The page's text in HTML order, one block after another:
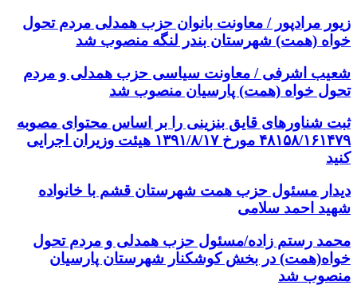
زیور مرادپور / معاونت بانوان حزب همدلی مردم تحول
خواه (همت) شهرستان بندر لنگه منصوب شد
شعیب اشرفی / معاونت سیاسی حزب همدلی و مردم
تحول خواه (همت) پارسیان منصوب شد
ثبت شناورهای قایق بنزینی را بر اساس محتوای مصوبه
۴۸۱۵۸/۱۶۱۴۷۹ مورخ ۱۳۹۱/۸/۱۷ هیئت وزیران اجرایی
کنید
دیدار مسئول حزب همت شهرستان قشم با خانواده
شهید احمد سلامی
محمد رستم زاده/مسئول حزب همدلی و مردم تحول
خواه(همت) در بخش کوشکنار شهرستان پارسیان
منصوب شد